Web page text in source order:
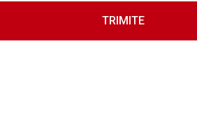
TRIMITE